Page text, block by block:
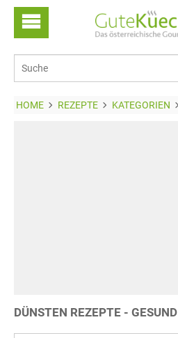
HOME REZEPTE KATEGORIEN
DÜNSTEN REZEPTE - GESUND